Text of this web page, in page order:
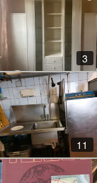
3
11